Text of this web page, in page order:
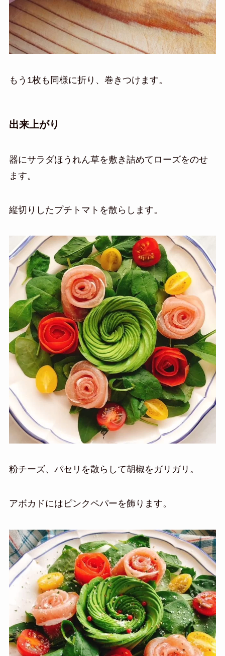
もう1枚も同様に折り、巻きつけます。
出来上がり
器にサラダほうれん草を敷き詰めてローズをのせ
ます。
縦切りしたプチトマトを散らします。
粉チーズ、パセリを散らして胡椒をガリガリ。
アボカドにはピンクペパーを飾ります。